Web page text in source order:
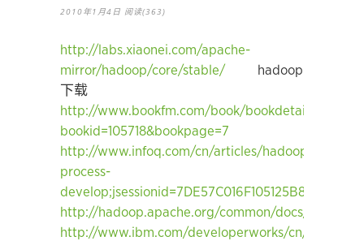
2010年1月4日 阅读(363)
http://labs.xiaonei.com/apache-
mirror/hadoop/core/stable/
hadoop
下载
http://www.bookfm.com/book/bookdetail.html?
bookid=105718&bookpage=7
http://www.infoq.com/cn/articles/hadoop-
process-
http://hadoop.apache.org/common/docs/r0.18.2/
http://www.ibm.com/developerworks/cn/